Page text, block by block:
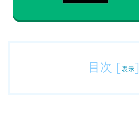
目次 [ 表示]